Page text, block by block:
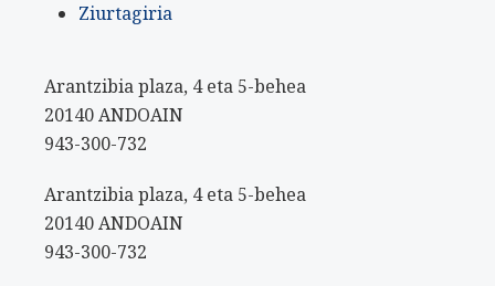
Ziurtagiria
Arantzibia plaza, 4 eta 5-behea
20140 ANDOAIN
943-300-732
Arantzibia plaza, 4 eta 5-behea
20140 ANDOAIN
943-300-732